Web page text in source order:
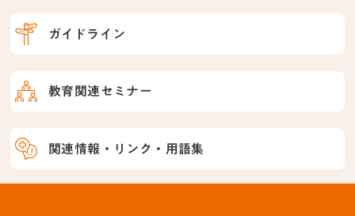
ガイドライン
教育関連セミナー
関連情報・リンク・用語集